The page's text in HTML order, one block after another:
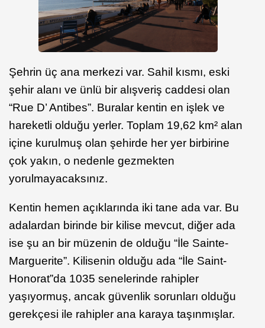
Şehrin üç ana merkezi var. Sahil kısmı, eski
şehir alanı ve ünlü bir alışveriş caddesi olan
“Rue D’ Antibes”. Buralar kentin en işlek ve
hareketli olduğu yerler. Toplam 19,62 km² alan
içine kurulmuş olan şehirde her yer birbirine
çok yakın, o nedenle gezmekten
yorulmayacaksınız.
Kentin hemen açıklarında iki tane ada var. Bu
adalardan birinde bir kilise mevcut, diğer ada
ise şu an bir müzenin de olduğu “İle Sainte-
Marguerite”. Kilisenin olduğu ada “İle Saint-
Honorat”da 1035 senelerinde rahipler
yaşıyormuş, ancak güvenlik sorunları olduğu
gerekçesi ile rahipler ana karaya taşınmışlar.